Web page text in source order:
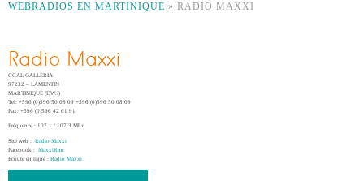
WEBRADIOS EN MARTINIQUE » RADIO MAXXI
Radio Maxxi
CCAL GALLERIA
97232 – LAMENTIN
MARTINIQUE (F.W.I)
Tel: +596 (0)596 50 08 09 +596 (0)596 50 08 09
Fax: +596 (0)596 42 61 91
Fréquence : 107.1 / 107.3 Mhz
Site web : Radio Maxxi
Facebook : MaxxiRmc
Ecoute en ligne : Radio Maxxi